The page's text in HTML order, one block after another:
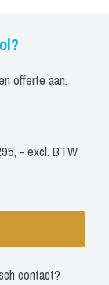
offerte aan.
- excl. BTW
contact?